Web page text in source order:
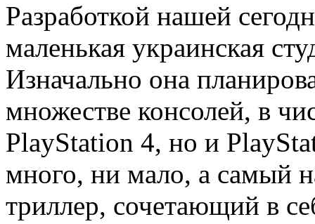
Разработкой нашей
маленькая украинская
Изначально она
множестве консолей, в
PlayStation 4, но и
много, ни мало, а самый
триллер, сочетающий в